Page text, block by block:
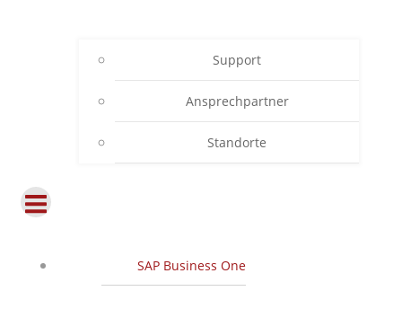
Support
Ansprechpartner
Standorte
SAP Business One